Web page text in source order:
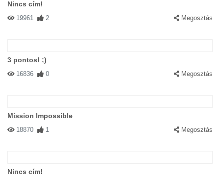
Nincs cím!
19961 2 Megosztás
3 pontos! ;)
16836 0 Megosztás
Mission Impossible
18870 1 Megosztás
Nincs cím!